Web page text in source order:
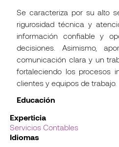
Se caracteriza por su alto
rigurosidad técnica y
información confiable y
decisiones. Asimismo,
comunicación clara y un
fortaleciendo los procesos
clientes y equipos de trabajo.
Educación
Experticia
Servicios Contables
Idiomas